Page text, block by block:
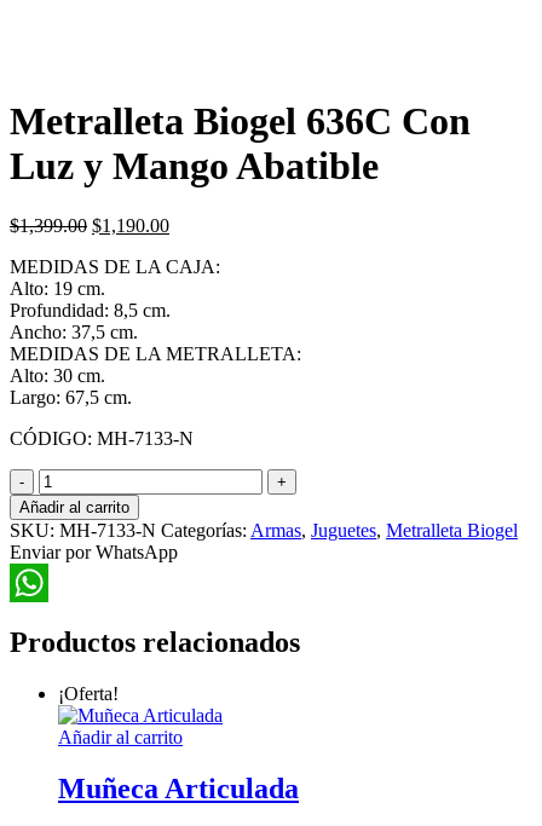
Metralleta Biogel 636C Con
Luz y Mango Abatible
$1,399.00 El
original
era:
$1,399.00.
$1,190.00El
actual
$1,190.00.
MEDIDAS DE LA CAJA:
Alto: 19 cm.
Profundidad: 8,5 cm.
Ancho: 37,5 cm.
MEDIDAS DE LA METRALLETA:
Alto: 30 cm.
Largo: 67,5 cm.
CÓDIGO: MH-7133-N
Metralleta
Biogel
636C
Con
Luz
y
Mango
Abatible
cantidad
Añadir al carrito
SKU: MH-7133-N Categorías: Armas, Juguetes, Metralleta Biogel
Enviar por WhatsApp
Productos relacionados
¡Oferta!
Añadir al carrito
Muñeca Articulada